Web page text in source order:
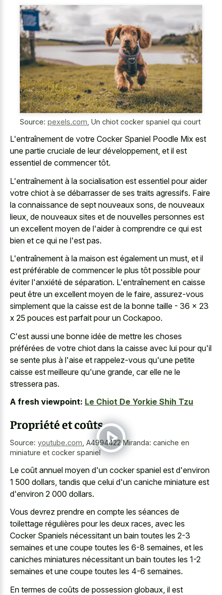
Source: pexels.com Un chiot cocker spaniel qui court
L'entraînement de votre Cocker Spaniel Poodle Mix est
une partie cruciale de leur développement, et il est
essentiel de commencer tôt.
L'entraînement à la socialisation est essentiel pour aider
votre chiot à se débarrasser de ses traits agressifs. Faire
la connaissance de sept nouveaux sons, de nouveaux
lieux, de nouveaux sites et de nouvelles personnes est
un excellent moyen de l'aider à comprendre ce qui est
bien et ce qui ne l'est pas.
L'entraînement à la maison est également un must, et il
est préférable de commencer le plus tôt possible pour
éviter l'anxiété de séparation. L'entraînement en caisse
peut être un excellent moyen de le faire, assurez-vous
simplement que la caisse est de la bonne taille - 36 x 23
x 25 pouces est parfait pour un Cockapoo.
C'est aussi une bonne idée de mettre les choses
préférées de votre chiot dans la caisse avec lui pour qu'il
se sente plus à l'aise et rappelez-vous qu'une petite
caisse est meilleure qu'une grande, car elle ne le
stressera pas.
A fresh viewpoint: Le Chiot De Yorkie Shih Tzu
Propriété et coûts
Source: youtube.com A4994422 Miranda: caniche en
miniature et cocker spaniel
Le coût annuel moyen d'un cocker spaniel est d'environ
1 500 dollars, tandis que celui d'un caniche miniature est
d'environ 2 000 dollars.
Vous devrez prendre en compte les séances de
toilettage régulières pour les deux races, avec les
Cocker Spaniels nécessitant un bain toutes les 2-3
semaines et une coupe toutes les 6-8 semaines, et les
caniches miniatures nécessitant un bain toutes les 1-2
semaines et une coupe toutes les 4-6 semaines.
En termes de coûts de possession globaux, il est